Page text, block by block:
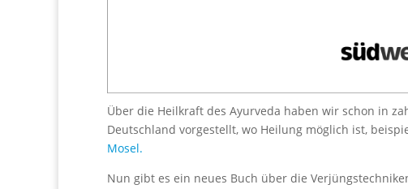
Über die Heilkraft des Ayurveda haben wir schon in
Deutschland vorgestellt, wo Heilung möglich ist,
Mosel.
Nun gibt es ein neues Buch über die